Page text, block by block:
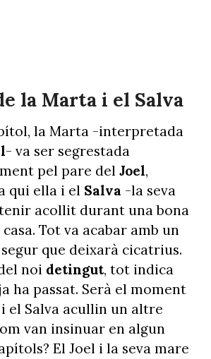
la Marta i el Salva
la Marta -interpretada
- va ser segrestada
pel pare del Joel,
qui ella i el Salva -la seva
acollit durant una bona
Tot va acabar amb un
que deixarà cicatrius.
noi detingut, tot indica
ha passat. Serà el moment
el Salva acullin un altre
van insinuar en algun
El Joel i la seva mare